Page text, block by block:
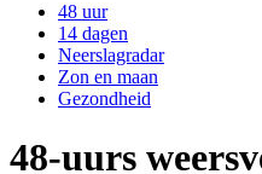
48 uur
14 dagen
Neerslagradar
Zon en maan
Gezondheid
48-uurs